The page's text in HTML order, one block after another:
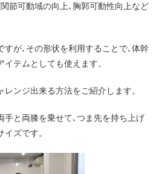
節可動域の向上､胸郭可動性向上など
すが､その形状を利用することで､体幹
イテムとしても使えます。
ンジ出来る方法をご紹介します。
手と両膝を乗せて､つま先を持ち上げ
ズです。